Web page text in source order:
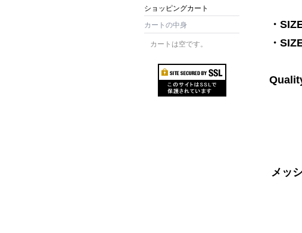
ショッピングカート
カートの中身
カートは空です。
・
・
メッ